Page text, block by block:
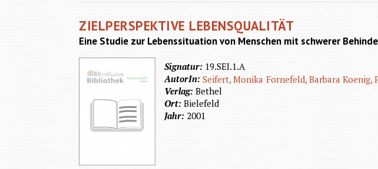
ZIELPERSPEKTIVE LEBENSQUALITÄT
Eine Studie zur Lebenssituation von Menschen mit schwerer
Signatur: 19.SEI.1.A
AutorIn:Seifert, Monika Fornefeld, Barbara Koenig,
Verlag:Bethel
Ort:Bielefeld
Jahr: 2001